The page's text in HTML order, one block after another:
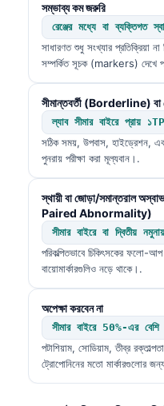
সম্ভাব্য কম জরুরি
রেঞ্জের মধ্যে বা ব্যক্তিগত
সাধারণত শুধু সংখ্যার প্রতিক্রিয়া
সম্পর্কিত সূচক (markers) দেখে
সীমান্তবর্তী (Borderline) বা
ল্যাব সীমার বাইরে প্রায়
সঠিক সময়, উপবাস, হাইড্রেশন,
পুনরায় পরীক্ষা করা মূল্যবান।.
স্থায়ী বা জোড়া/সমান্তরাল
Paired Abnormality)
সীমার বাইরে বা দ্বিতীয়
পরিকল্পিতভাবে চিকিৎসকের ফলো-আপ
বায়োমার্কারগুলিও নড়ে থাকে।.
অপেক্ষা করবেন না
সীমার বাইরে 50%-এর বেশি
পটাশিয়াম, সোডিয়াম, তীব্র
ট্রোপোনিনের মতো মার্কারগুলোর
Íslenska
Српски језик
Svenska
Bosanski
Azərbaycan dili
Eesti
日本語
Čeština
ქართული
Русский
Lietuvių kalba
Polski
한국어
Slovenščina